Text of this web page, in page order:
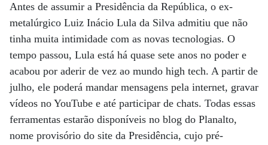
Antes de assumir a Presidência da República, o ex-
metalúrgico Luiz Inácio Lula da Silva admitiu que não
tinha muita intimidade com as novas tecnologias. O
tempo passou, Lula está há quase sete anos no poder e
acabou por aderir de vez ao mundo high tech. A partir de
julho, ele poderá mandar mensagens pela internet, gravar
vídeos no YouTube e até participar de chats. Todas essas
ferramentas estarão disponíveis no blog do Planalto,
nome provisório do site da Presidência, cujo pré-